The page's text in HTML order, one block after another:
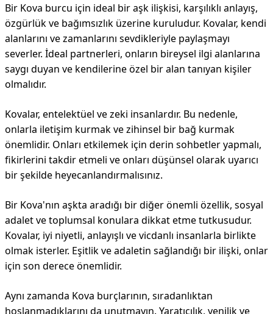
Bir Kova burcu için ideal bir aşk ilişkisi, karşılıklı anlayış,
özgürlük ve bağımsızlık üzerine kuruludur. Kovalar, kendi
alanlarını ve zamanlarını sevdikleriyle paylaşmayı
severler. İdeal partnerleri, onların bireysel ilgi alanlarına
saygı duyan ve kendilerine özel bir alan tanıyan kişiler
olmalıdır.
Kovalar, entelektüel ve zeki insanlardır. Bu nedenle,
onlarla iletişim kurmak ve zihinsel bir bağ kurmak
önemlidir. Onları etkilemek için derin sohbetler yapmalı,
fikirlerini takdir etmeli ve onları düşünsel olarak uyarıcı
bir şekilde heyecanlandırmalısınız.
Bir Kova'nın aşkta aradığı bir diğer önemli özellik, sosyal
adalet ve toplumsal konulara dikkat etme tutkusudur.
Kovalar, iyi niyetli, anlayışlı ve vicdanlı insanlarla birlikte
olmak isterler. Eşitlik ve adaletin sağlandığı bir ilişki, onlar
için son derece önemlidir.
Aynı zamanda Kova burçlarının, sıradanlıktan
hoşlanmadıklarını da unutmayın. Yaratıcılık, yenilik ve